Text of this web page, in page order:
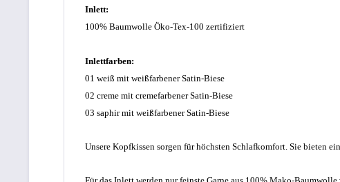
Inlett:
100% Baumwolle Öko-Tex-100 zertifiziert
Inlettfarben:
01 weiß mit weißfarbener Satin-Biese
02 creme mit cremefarbener Satin-Biese
03 saphirmit weißfarbener Satin-Biese
Unsere Kopfkissen sorgen für höchsten Schlafkomfort. Sie bieten